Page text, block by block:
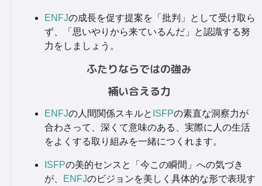
ENFJの成長を促す提案を「批判」として受け取ら
ず、「思いやりから来ているんだ」と認識する努
力をしましょう。
ふたりならではの強み
補い合える力
ENFJの人間関係スキルと ISFPの素直な洞察力が
合わさって、深くて意味のある、実際に人の生活
をよくする取り組みを一緒につくれます。
ISFPの美的センスと「今この瞬間」への気づき
が、
ENFJのビジョンを美しく具体的な形で表現す